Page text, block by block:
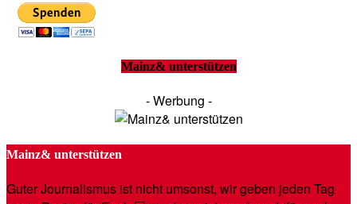
Mainz& unterstützen
- Werbung -
Mainz& unterstützen
Guter Journalismus ist nicht umsonst, wir geben jeden Tag